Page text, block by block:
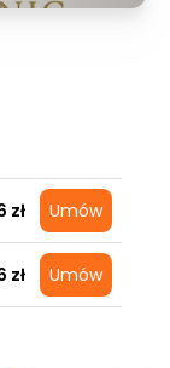
zł Umów
zł Umów